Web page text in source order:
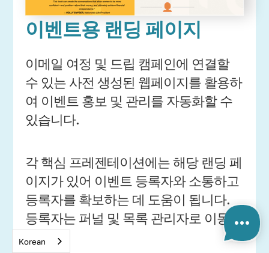
이벤트용 랜딩 페이지
이메일 여정 및 드립 캠페인에 연결할
수 있는 사전 생성된 웹페이지를 활용하
여 이벤트 홍보 및 관리를 자동화할 수
있습니다.
각 핵심 프레젠테이션에는 해당 랜딩 페
이지가 있어 이벤트 등록자와 소통하고
등록자를 확보하는 데 도움이 됩니다.
등록자는 퍼널 및 목록 관리자로 이동합
니다.
Korean